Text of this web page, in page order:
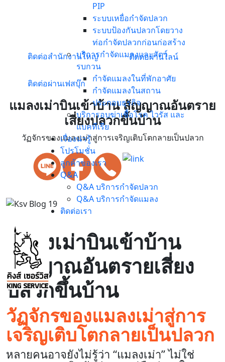
PIP
ระบบเหยื่อกำจัดปลวก
ระบบป้องกันปลวกโดยวาง
ท่อกำจัดปลวกก่อนก่อสร้าง
บริการกำจัดแมลงและสัตว์
รบกวน
กำจัดแมลงในที่พักอาศัย
กำจัดแมลงในสถาน
ประกอบธุรกิจ
บริการอบฆ่าเชื้อโรค ไวรัส และ
แบคทีเรีย
เรื่องน่ารู้
โปรโมชั่น
ลูกค้าของเรา
Q&A
Q&A บริการกำจัดปลวก
Q&A บริการกำจัดแมลง
ติดต่อเรา
ติดต่อสำนักงานใหญ่ ติดต่อผ่านไลน์
ติดต่อผ่านเฟสบุ๊ก
แมลงเม่าบินเข้าบ้าน สัญญาณอันตราย
เสี่ยงปลวกขึ้นบ้าน
วัฏจักรของแมลงเม่าสู่การเจริญเติบโตกลายเป็นปลวก
แมลงเม่าบินเข้าบ้าน
สัญญาณอันตรายเสี่ยง
ปลวกขึ้นบ้าน
วัฏจักรของแมลงเม่าสู่การ
เจริญเติบโตกลายเป็นปลวก
หลายคนอาจยังไม่รู้ว่า “แมลงเม่า” ไม่ใช่